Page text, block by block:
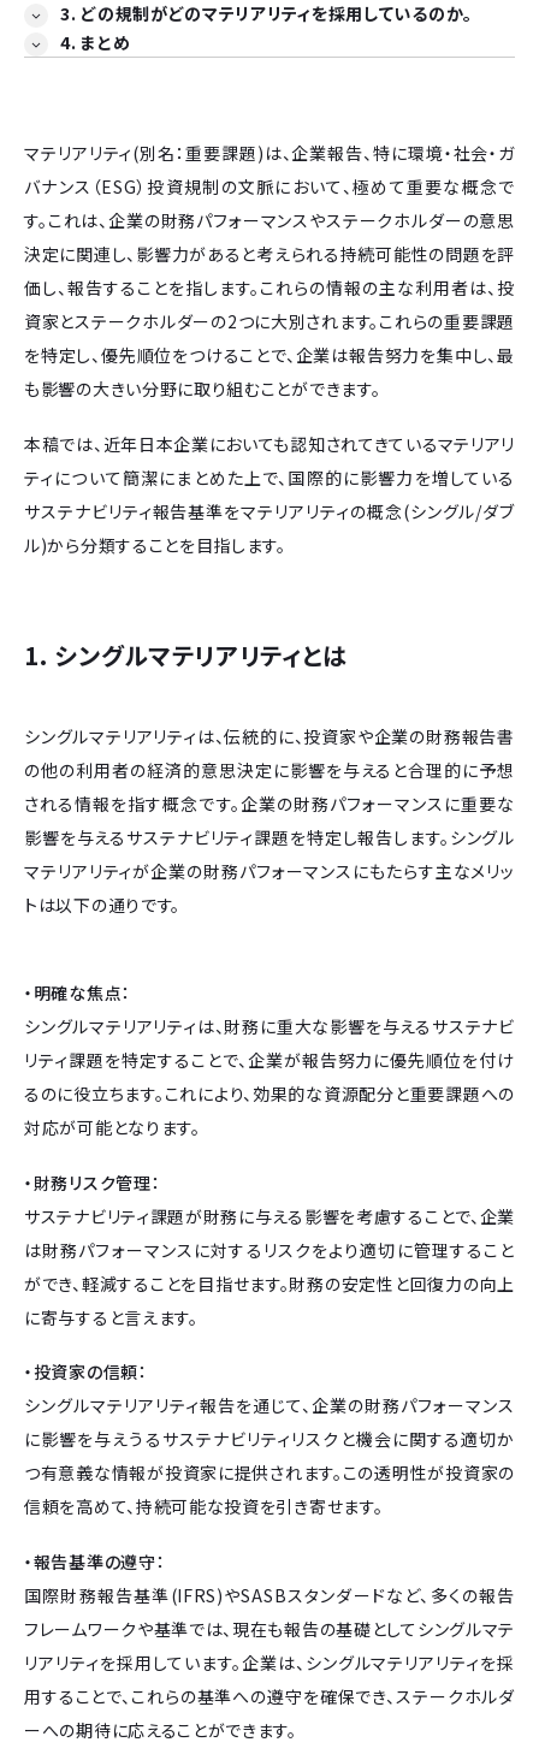
3. どの規制がどのマテリアリティを採用しているのか。
4. まとめ
マテリアリティ(別名：重要課題)は、企業報告、特に環境・社会・ガ
バナンス（ESG）投資規制の文脈において、極めて重要な概念で
す。これは、企業の財務パフォーマンスやステークホルダーの意思
決定に関連し、影響力があると考えられる持続可能性の問題を評
価し、報告することを指します。これらの情報の主な利用者は、投
資家とステークホルダーの2つに大別されます。これらの重要課題
を特定し、優先順位をつけることで、企業は報告努力を集中し、最
も影響の大きい分野に取り組むことができます。
本稿では、近年日本企業においても認知されてきているマテリアリ
ティについて簡潔にまとめた上で、国際的に影響力を増している
サステナビリティ報告基準をマテリアリティの概念(シングル/ダブ
ル)から分類することを目指します。
1. シングルマテリアリティとは
シングルマテリアリティは、伝統的に、投資家や企業の財務報告書
の他の利用者の経済的意思決定に影響を与えると合理的に予想
される情報を指す概念です。企業の財務パフォーマンスに重要な
影響を与えるサステナビリティ課題を特定し報告します。シングル
マテリアリティが企業の財務パフォーマンスにもたらす主なメリッ
トは以下の通りです。
・明確な焦点：
シングルマテリアリティは、財務に重大な影響を与えるサステナビ
リティ課題を特定することで、企業が報告努力に優先順位を付け
るのに役立ちます。これにより、効果的な資源配分と重要課題への
対応が可能となります。
・財務リスク管理：
サステナビリティ課題が財務に与える影響を考慮することで、企業
は財務パフォーマンスに対するリスクをより適切に管理すること
ができ、軽減することを目指せます。財務の安定性と回復力の向上
に寄与すると言えます。
・投資家の信頼：
シングルマテリアリティ報告を通じて、企業の財務パフォーマンス
に影響を与えうるサステナビリティリスクと機会に関する適切か
つ有意義な情報が投資家に提供されます。この透明性が投資家の
信頼を高めて、持続可能な投資を引き寄せます。
・報告基準の遵守：
国際財務報告基準(IFRS)やSASBスタンダードなど、多くの報告
フレームワークや基準では、現在も報告の基礎としてシングルマテ
リアリティを採用しています。企業は、シングルマテリアリティを採
用することで、これらの基準への遵守を確保でき、ステークホルダ
ーへの期待に応えることができます。